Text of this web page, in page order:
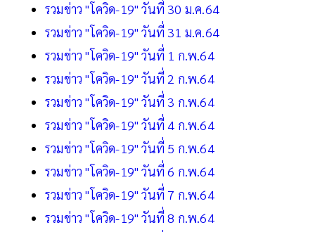
รวมข่าว "โควิด-19" วันที่ 30 ม.ค.64
รวมข่าว "โควิด-19" วันที่ 31 ม.ค.64
รวมข่าว "โควิด-19" วันที่ 1 ก.พ.64
รวมข่าว "โควิด-19" วันที่ 2 ก.พ.64
รวมข่าว "โควิด-19" วันที่ 3 ก.พ.64
รวมข่าว "โควิด-19" วันที่ 4 ก.พ.64
รวมข่าว "โควิด-19" วันที่ 5 ก.พ.64
รวมข่าว "โควิด-19" วันที่ 6 ก.พ.64
รวมข่าว "โควิด-19" วันที่ 7 ก.พ.64
รวมข่าว "โควิด-19" วันที่ 8 ก.พ.64